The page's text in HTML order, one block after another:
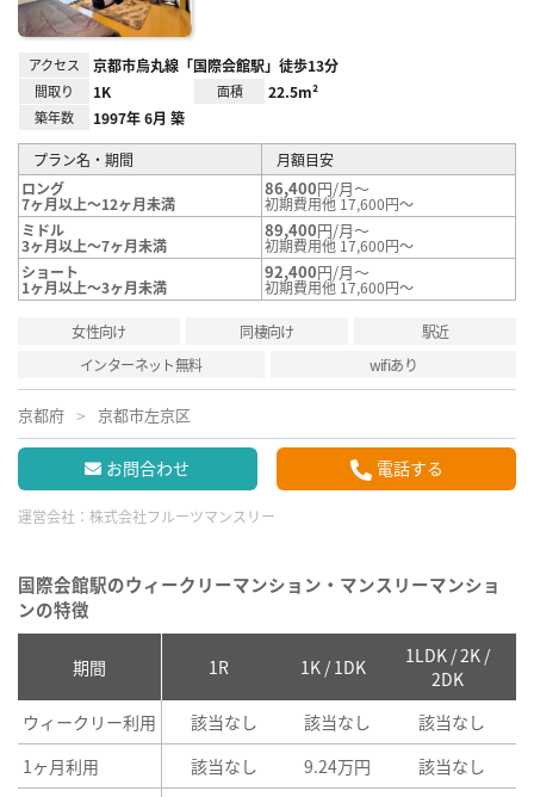
アクセス 京都市烏丸線「国際会館駅」徒歩13分
間取り 1K 面積 22.5m²
築年数 1997年 6月 築
プラン名・期間
月額目安
ロング
7ヶ月以上～12ヶ月未満
86,400円/月～
初期費用他 17,600円～
ミドル
3ヶ月以上～7ヶ月未満
89,400円/月～
初期費用他 17,600円～
ショート
1ヶ月以上～3ヶ月未満
92,400円/月～
初期費用他 17,600円～
女性向け 同棲向け
駅近
インターネット無料
wifiあり
京都府 京都市左京区
お問合わせ 電話する
運営会社： 株式会社フルーツマンスリー
国際会館駅のウィークリーマンション・マンスリーマンショ
ンの特徴
期間 1R 1K / 1DK
1LDK / 2K /
2DK
ウィークリー利用 該当なし 該当なし 該当なし
1ヶ月利用
該当なし 9.24万円 該当なし